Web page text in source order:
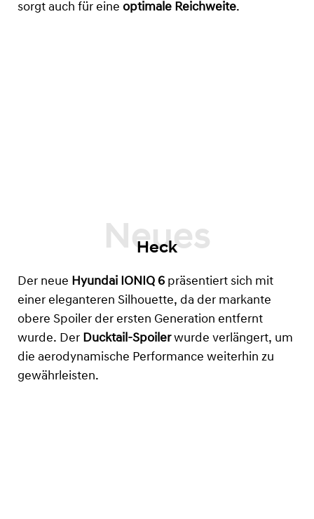
sorgt auch für eine optimale Reichweite.
Heck
Der neue Hyundai IONIQ 6 präsentiert sich mit
einer eleganteren Silhouette, da der markante
obere Spoiler der ersten Generation entfernt
wurde. Der Ducktail-Spoilerwurde verlängert, um
die aerodynamische Performance weiterhin zu
gewährleisten.